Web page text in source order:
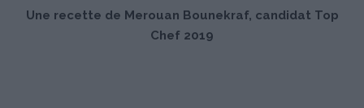
Une recette de Merouan Bounekraf, candidat Top
Chef 2019